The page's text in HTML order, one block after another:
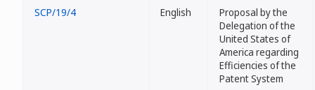
SCP/19/4 English
Proposal by the
Delegation of the
United States of
America regarding
Efficiencies of the
Patent System